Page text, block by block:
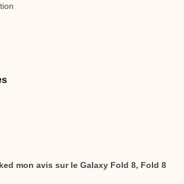
mon avis sur le Galaxy Fold 8, Fold 8